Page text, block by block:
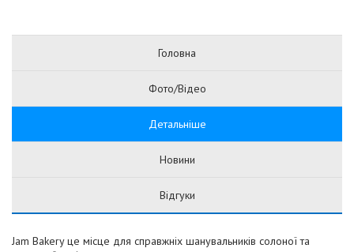
Головна
Фото/Відео
Детальніше
Новини
Відгуки
Jam Bakery це місце для справжніх шанувальників солоної та